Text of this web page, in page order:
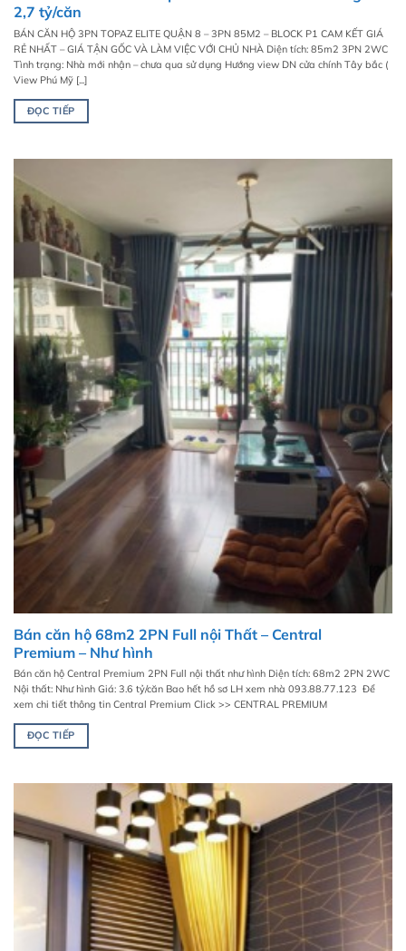
2,7 tỷ/căn
BÁN CĂN HỘ 3PN TOPAZ ELITE QUẬN 8 – 3PN 85M2 – BLOCK P1 CAM KẾT GIÁ
RẺ NHẤT – GIÁ TẬN GỐC VÀ LÀM VIỆC VỚI CHỦ NHÀ Diện tích: 85m2 3PN 2WC
Tình trạng: Nhà mới nhận – chưa qua sử dụng Hướng view DN cửa chính Tây bắc (
View Phú Mỹ [...]
ĐỌC TIẾP
Bán căn hộ 68m2 2PN Full nội Thất – Central
Premium – Như hình
Bán căn hộ Central Premium 2PN Full nội thất như hình Diện tích: 68m2 2PN 2WC
Nội thất: Như hình Giá: 3.6 tỷ/căn Bao hết hồ sơ LH xem nhà 093.88.77.123 Để
xem chi tiết thông tin Central Premium Click >> CENTRAL PREMIUM
ĐỌC TIẾP